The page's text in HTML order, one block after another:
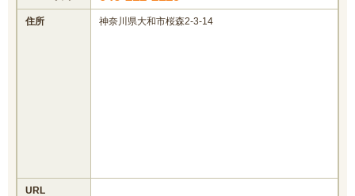
住所 神奈川県大和市桜森2-3-14
URL